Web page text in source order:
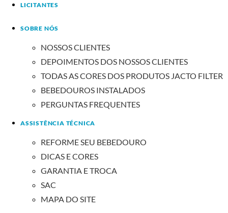
LICITANTES
SOBRE NÓS
NOSSOS CLIENTES
DEPOIMENTOS DOS NOSSOS CLIENTES
TODAS AS CORES DOS PRODUTOS JACTO FILTER
BEBEDOUROS INSTALADOS
PERGUNTAS FREQUENTES
ASSISTÊNCIA TÉCNICA
REFORME SEU BEBEDOURO
DICAS E CORES
GARANTIA E TROCA
SAC
MAPA DO SITE